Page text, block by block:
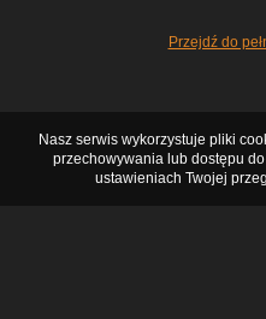
Przejdź do
Nasz serwis wykorzystuje pliki
przechowywania lub dostępu
ustawieniach Twojej